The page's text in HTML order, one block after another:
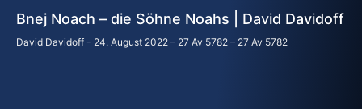
Bnej Noach – die Söhne Noahs | David Davidoff
David Davidoff 24. August 2022 – 27 Av 5782 – 27 Av 5782